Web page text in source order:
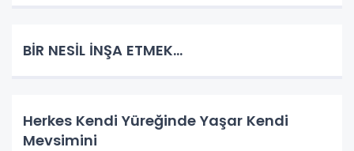
BİR NESİL İNŞA ETMEK…
Herkes Kendi Yüreğinde Yaşar Kendi
Mevsimini